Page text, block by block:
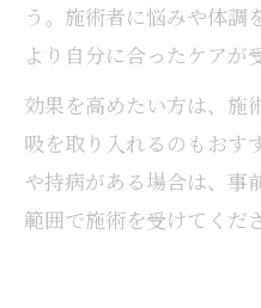
う。施術者に悩みや体調
より自分に合ったケアが
効果を高めたい方は、施
吸を取り入れるのもおす
や持病がある場合は、事
範囲で施術を受けてくだ